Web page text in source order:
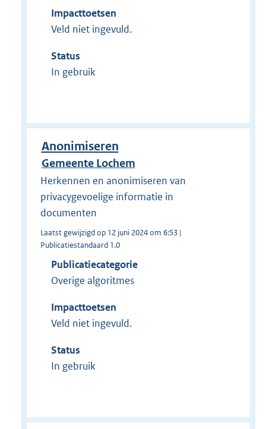
Impacttoetsen
Veld niet ingevuld.
Status
In gebruik
Anonimiseren
Gemeente Lochem
Herkennen en anonimiseren van
privacygevoelige informatie in
documenten
Laatst gewijzigd op 12 juni 2024 om 6:53 |
Publicatiestandaard 1.0
Publicatiecategorie
Overige algoritmes
Impacttoetsen
Veld niet ingevuld.
Status
In gebruik